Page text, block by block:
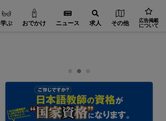
学ぶ おでかけ ニュース 求人 その他
広告掲載
について